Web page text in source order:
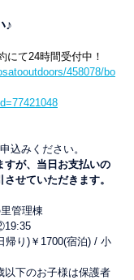
♪
にて24時間受付中！
458078/bo
込みください。
が、当日お支払いの
せていただきます。
管理棟
帰り)￥1700(宿泊) / 小
下のお子様は保護者